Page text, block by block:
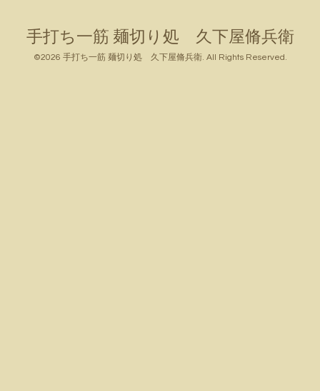
手打ち一筋 麺切り処 久下屋脩兵衛
©2026 手打ち一筋 麺切り処 久下屋脩兵衛. All Rights Reserved.